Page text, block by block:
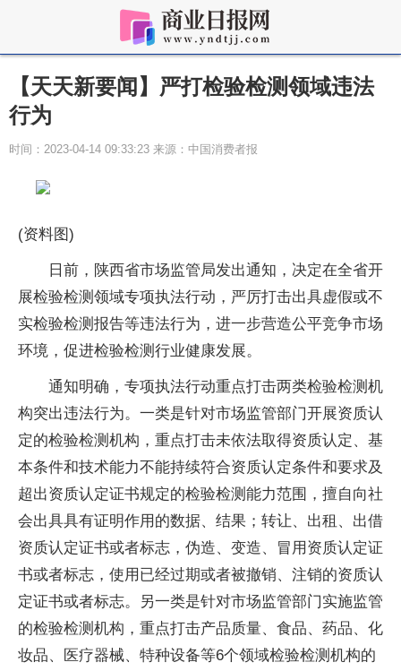
【天天新要闻】严打检验检测领域违法
行为
时间：2023-04-14 09:33:23 来源：中国消费者报
(资料图)
日前，陕西省市场监管局发出通知，决定在全省开
展检验检测领域专项执法行动，严厉打击出具虚假或不
实检验检测报告等违法行为，进一步营造公平竞争市场
环境，促进检验检测行业健康发展。
通知明确，专项执法行动重点打击两类检验检测机
构突出违法行为。一类是针对市场监管部门开展资质认
定的检验检测机构，重点打击未依法取得资质认定、基
本条件和技术能力不能持续符合资质认定条件和要求及
超出资质认定证书规定的检验检测能力范围，擅自向社
会出具具有证明作用的数据、结果；转让、出租、出借
资质认定证书或者标志，伪造、变造、冒用资质认定证
书或者标志，使用已经过期或者被撤销、注销的资质认
定证书或者标志。另一类是针对市场监管部门实施监管
的检验检测机构，重点打击产品质量、食品、药品、化
妆品、医疗器械、特种设备等6个领域检验检测机构的